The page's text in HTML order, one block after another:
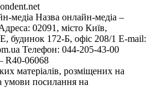
медіа Назва онлайн-медіа –
02091, місто Київ,
172-Б, офіс 208/1 E-mail:
Телефон: 044-205-43-00
R40-06068
матеріалів, розміщених на
умови посилання на